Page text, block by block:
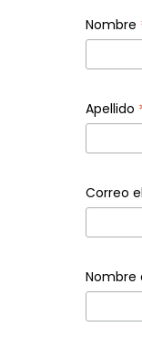
Nombre
Apellido
Correo
Nombre